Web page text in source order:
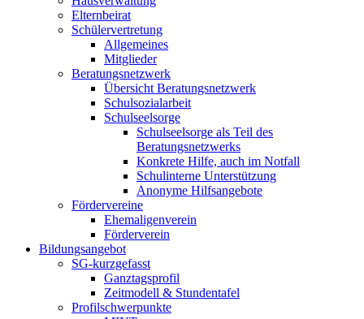
Elternbeirat
Schülervertretung
Allgemeines
Mitglieder
Beratungsnetzwerk
Übersicht Beratungsnetzwerk
Schulsozialarbeit
Schulseelsorge
Schulseelsorge als Teil des
Beratungsnetzwerks
Konkrete Hilfe, auch im Notfall
Schulinterne Unterstützung
Anonyme Hilfsangebote
Fördervereine
Ehemaligenverein
Förderverein
Bildungsangebot
SG-kurzgefasst
Ganztagsprofil
Zeitmodell & Stundentafel
Profilschwerpunkte